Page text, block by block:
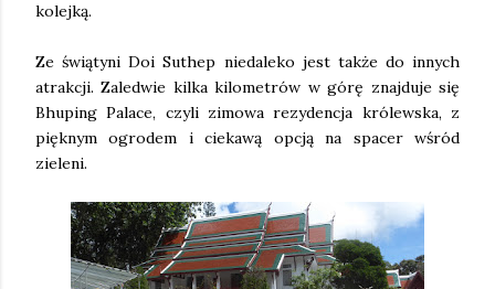
kolejką.
Ze świątyni Doi Suthep niedaleko jest także do innych
atrakcji. Zaledwie kilka kilometrów w górę znajduje się
Bhuping Palace, czyli zimowa rezydencja królewska, z
pięknym ogrodem i ciekawą opcją na spacer wśród
zieleni.